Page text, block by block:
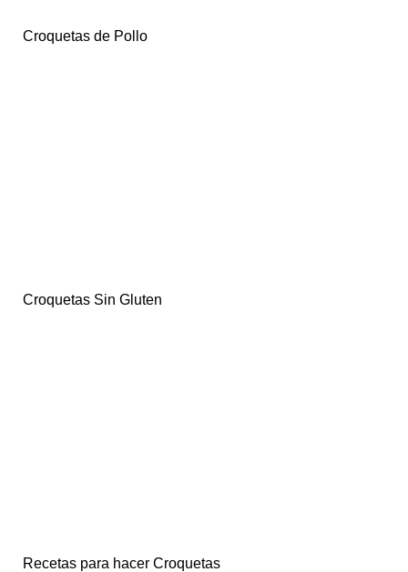
Croquetas de Pollo
Croquetas Sin Gluten
Recetas para hacer Croquetas